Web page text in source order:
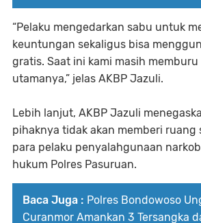
“Pelaku mengedarkan sabu untuk
keuntungan sekaligus bisa
gratis. Saat ini kami masih memburu
utamanya,” jelas AKBP Jazuli.
Lebih lanjut, AKBP Jazuli
pihaknya tidak akan memberi ruang
para pelaku penyalahgunaan
hukum Polres Pasuruan.
Baca Juga : Polres Bondowoso
Curanmor Amankan 3 Tersangka